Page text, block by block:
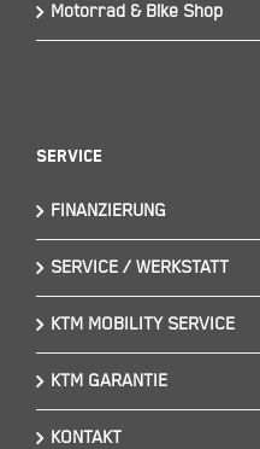
Motorrad & Bike Shop
Service
FINANZIERUNG
SERVICE / WERKSTATT
KTM MOBILITY SERVICE
KTM GARANTIE
KONTAKT